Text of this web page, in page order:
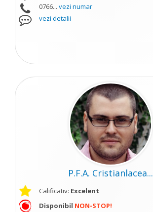
0766... vezi numar
vezi detalii
P.F.A. Cristianlacea...
Calificativ: Excelent
Disponibil NON-STOP!